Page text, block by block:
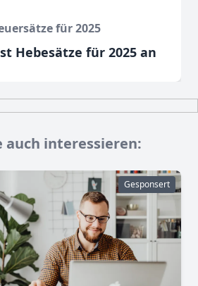
für 2025
Hebesätze für 2025 an
auch interessieren:
Gesponsert